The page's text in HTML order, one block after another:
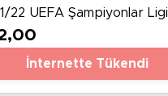
22 UEFA Şampiyonlar Ligi
Sticker Albümü
İnternette Tükendi